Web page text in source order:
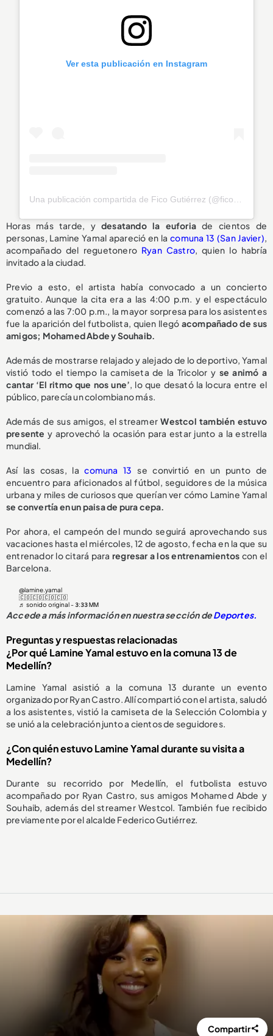
Ver esta publicación en Instagram
Una publicación compartida de Fico Gutiérrez (@ficogutierrez)
Horas más tarde, y desatando la euforiade cientos de
personas, Lamine Yamal apareció en lacomuna 13 (San Javier),
acompañado del reguetonero Ryan Castro, quien lo habría
invitado a la ciudad.
Previo a esto, el artista había convocado a un concierto
gratuito. Aunque la cita era a las 4:00 p.m. y el espectáculo
comenzó a las 7:00 p.m., la mayor sorpresa para los asistentes
fue la aparición del futbolista, quien llegó acompañado de sus
amigos; Mohamed Abde y Souhaib.
Además de mostrarse relajado y alejado de lo deportivo, Yamal
vistió todo el tiempo la camiseta de la Tricolor y se animó a
cantar ‘El ritmo que nos une’, lo que desató la locura entre el
público, parecía un colombiano más.
Además de sus amigos, el streamerWestcol también estuvo
presente y aprovechó la ocasión para estar junto a la estrella
mundial.
Así las cosas, lacomuna 13 se convirtió en un punto de
encuentro para aficionados al fútbol, seguidores de la música
urbana y miles de curiosos que querían ver cómo Lamine Yamal
se convertía en un paisa de pura cepa.
Por ahora, el campeón del mundo seguirá aprovechando sus
vacaciones hasta el miércoles, 12 de agosto, fecha en la que su
entrenador lo citará para regresar a los entrenamientos con el
Barcelona.
@lamine.yamal
🇨🇴🇨🇴🇨🇴🇨🇴
♬ sonido original - 𝟥:𝟥𝟥 ᎷᎷ
Accede a más información en nuestra sección deDeportes.
Preguntas y respuestas relacionadas
¿Por qué Lamine Yamal estuvo en la comuna 13 de
Medellín?
Lamine Yamal asistió a la comuna 13 durante un evento
organizado por Ryan Castro. Allí compartió con el artista, saludó
a los asistentes, vistió la camiseta de la Selección Colombia y
se unió a la celebración junto a cientos de seguidores.
¿Con quién estuvo Lamine Yamal durante su visita a
Medellín?
Durante su recorrido por Medellín, el futbolista estuvo
acompañado por Ryan Castro, sus amigos Mohamed Abde y
Souhaib, además del streamer Westcol. También fue recibido
previamente por el alcalde Federico Gutiérrez.
Compartir